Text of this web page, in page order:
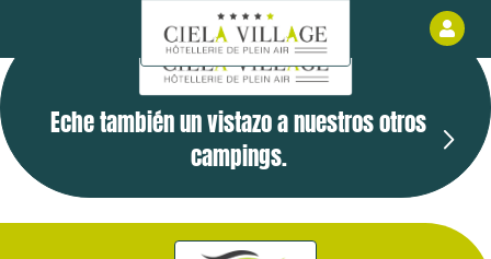
Eche también un vistazo a nuestros otros
campings.